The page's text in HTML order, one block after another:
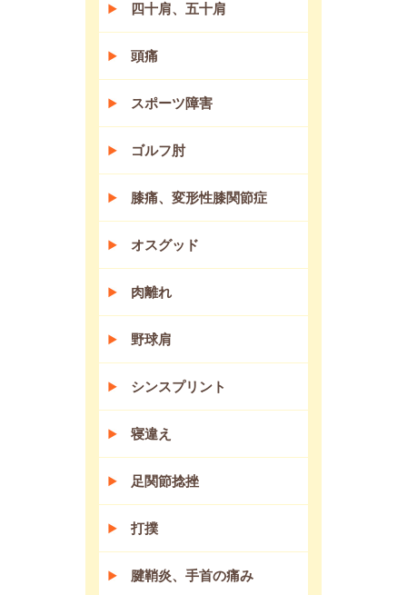
四十肩、五十肩
頭痛
スポーツ障害
ゴルフ肘
膝痛、変形性膝関節症
オスグッド
肉離れ
野球肩
シンスプリント
寝違え
足関節捻挫
打撲
腱鞘炎、手首の痛み